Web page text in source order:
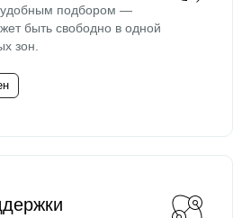
удобным подбором —
быть свободно в одной
зон.